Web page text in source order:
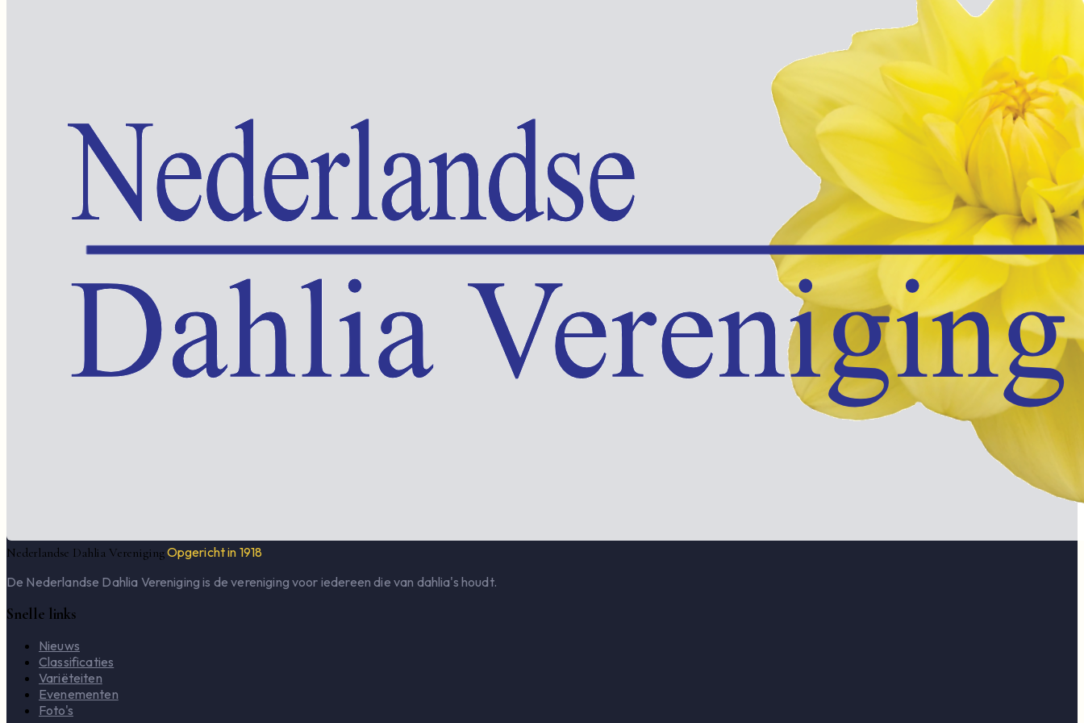
Nederlandse Dahlia VerenigingOpgericht in 1918
De Nederlandse Dahlia Vereniging is de vereniging voor iedereen die van dahlia's houdt.
Snelle links
Nieuws
Classificaties
Variëteiten
Evenementen
Foto's